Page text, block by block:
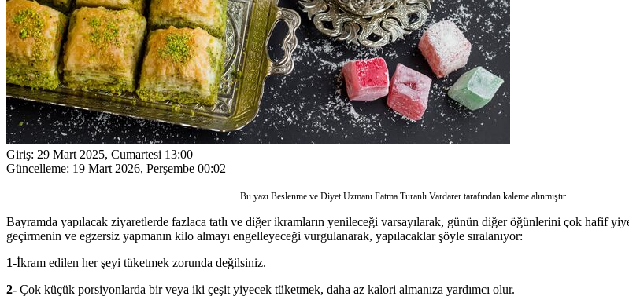
Giriş: 29 Mart 2025, Cumartesi 13:00
Güncelleme: 19 Mart 2026, Perşembe 00:02
Bu yazı Beslenme ve Diyet Uzmanı Fatma Turanlı Vardarer tarafından kaleme alınmıştır.
Bayramda yapılacak ziyaretlerde fazlaca tatlı ve diğer ikramların yenileceği varsayılarak, günün diğer öğünlerini çok hafif
geçirmenin ve egzersiz yapmanın kilo almayı engelleyeceği vurgulanarak, yapılacaklar şöyle sıralanıyor:
1-İkram edilen her şeyi tüketmek zorunda değilsiniz.
2- Çok küçük porsiyonlarda bir veya iki çeşit yiyecek tüketmek, daha az kalori almanıza yardımcı olur.